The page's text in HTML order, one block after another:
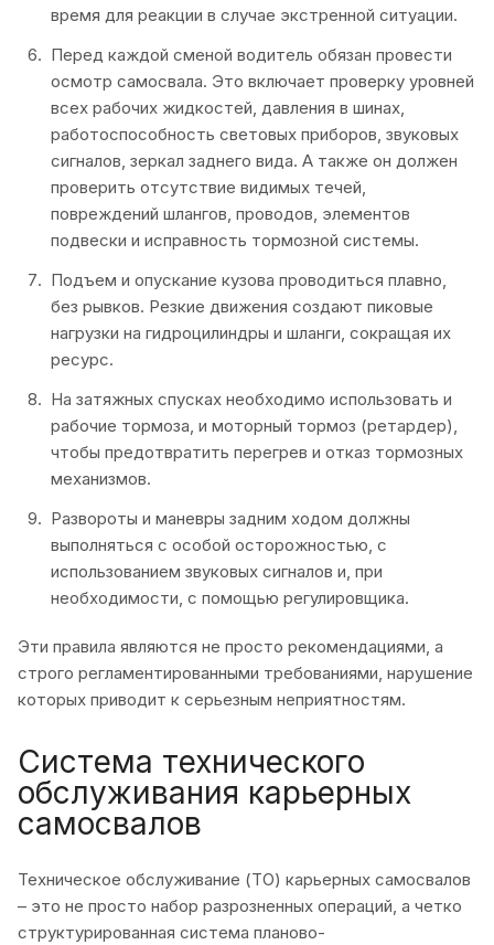
время для реакции в случае экстренной ситуации.
Перед каждой сменой водитель обязан провести
осмотр самосвала. Это включает проверку уровней
всех рабочих жидкостей, давления в шинах,
работоспособность световых приборов, звуковых
сигналов, зеркал заднего вида. А также он должен
проверить отсутствие видимых течей,
повреждений шлангов, проводов, элементов
подвески и исправность тормозной системы.
Подъем и опускание кузова проводиться плавно,
без рывков. Резкие движения создают пиковые
нагрузки на гидроцилиндры и шланги, сокращая их
ресурс.
На затяжных спусках необходимо использовать и
рабочие тормоза, и моторный тормоз (ретардер),
чтобы предотвратить перегрев и отказ тормозных
механизмов.
Развороты и маневры задним ходом должны
выполняться с особой осторожностью, с
использованием звуковых сигналов и, при
необходимости, с помощью регулировщика.
Эти правила являются не просто рекомендациями, а
строго регламентированными требованиями, нарушение
которых приводит к серьезным неприятностям.
Система технического
обслуживания карьерных
самосвалов
Техническое обслуживание (ТО) карьерных самосвалов
– это не просто набор разрозненных операций, а четко
структурированная система планово-